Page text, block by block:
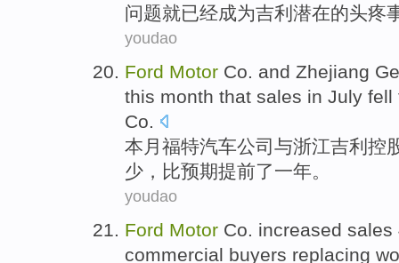
问题就已经成为吉利 潜在的头疼
youdao
Ford Motor Co. and Zhejiang
this month that sales in July fell
Co.
本月 福特汽车公司 与浙江吉利 控
少，比预期提前了一年。
youdao
Ford Motor Co. increased sales
commercial buyers replacing